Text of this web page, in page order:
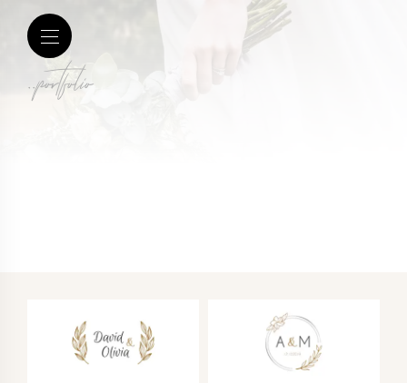
..portfolio